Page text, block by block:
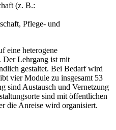
(z. B.:
Pflege- und
eine heterogene
Der Lehrgang ist mit
gestaltet. Bei Bedarf wird
vier Module zu insgesamt 53
sind Austausch und Vernetzung
sind mit öffentlichen
die Anreise wird organisiert.